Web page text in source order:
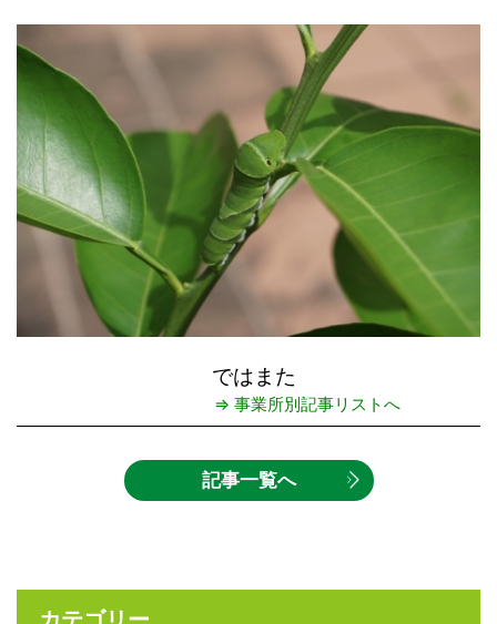
ではまた
⇒ 事業所別記事リストへ
記事一覧へ